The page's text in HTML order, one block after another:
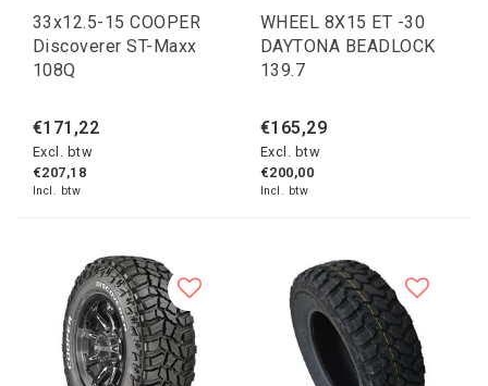
33x12.5-15 COOPER
Discoverer ST-Maxx
108Q
€171,22
Excl. btw
€207,18
Incl. btw
WHEEL 8X15 ET -30
DAYTONA BEADLOCK
139.7
€165,29
Excl. btw
€200,00
Incl. btw